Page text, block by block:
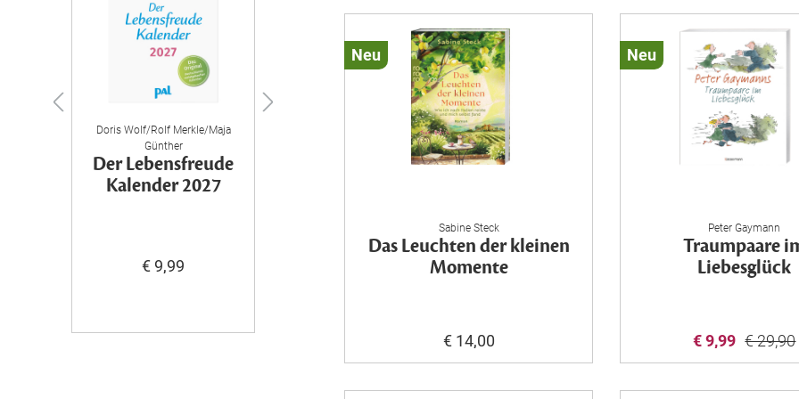
Doris Wolf/Rolf Merkle/Maja
Günther
Der Lebensfreude
Kalender 2027
€ 9,99
Bettwäsche
„Einhorn der
cm
135 x 200 cm + 80 x 80
€ 27,99
Louise
€
Neu
Sabine Steck
Das Leuchten der kleinen
Momente
€ 14,00
Neu
Peter Gaymann
Traumpaare
Liebesglück
€ 9,99 € 29,90